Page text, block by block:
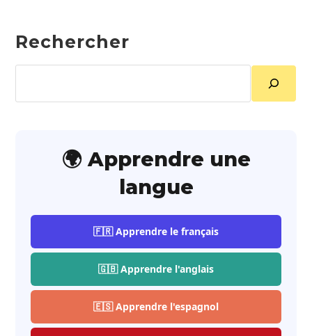
Rechercher
🌍 Apprendre une
langue
🇫🇷 Apprendre le français
🇬🇧 Apprendre l'anglais
🇪🇸 Apprendre l'espagnol